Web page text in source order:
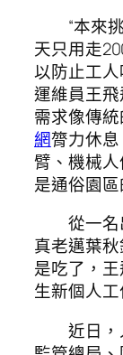
“本來挑
天只用走
以防止工
運維員王飛
需求像傳
網膂力休
臂、機械
是通俗園區
從一名
真老邁葉
是吃了，
生新個人工
近日，